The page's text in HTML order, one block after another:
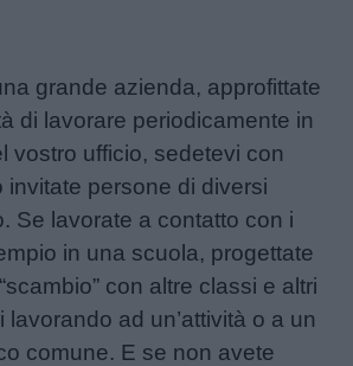
grande azienda, approfittate
di lavorare periodicamente in
vostro ufficio, sedetevi con
invitate persone di diversi
Se lavorate a contatto con i
in una scuola, progettate
con altre classi e altri
lavorando ad un’attività o a un
comune. E se non avete